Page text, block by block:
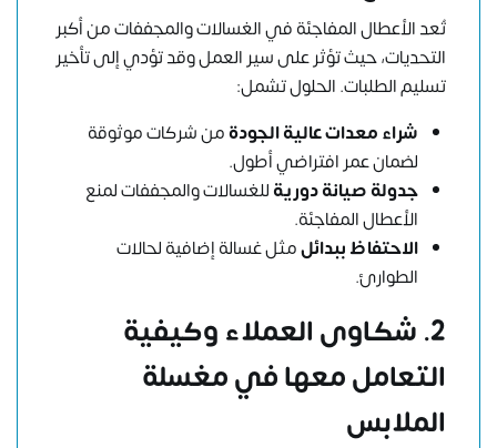
تُعد الأعطال المفاجئة في الغسالات والمجففات من أكبر
التحديات، حيث تؤثر على سير العمل وقد تؤدي إلى تأخير
تسليم الطلبات. الحلول تشمل:
شراء معدات عالية الجودةمن شركات موثوقة
لضمان عمر افتراضي أطول.
جدولة صيانة دوريةللغسالات والمجففات لمنع
الأعطال المفاجئة.
الاحتفاظ ببدائلمثل غسالة إضافية لحالات
الطوارئ.
2. شكاوى العملاء وكيفية
التعامل معها في مغسلة
الملابس